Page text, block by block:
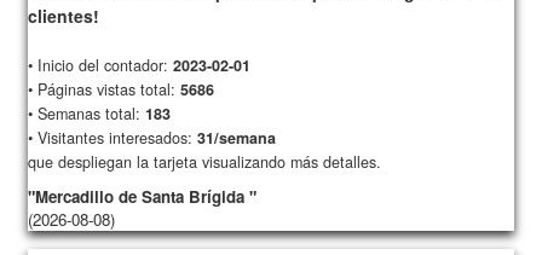
clientes!
• Inicio del contador: 2023-02-01
• Páginas vistas total: 5686
• Semanas total: 183
• Visitantes interesados: 31/semana
que despliegan la tarjeta visualizando más detalles.
"Mercadillo de Santa Brígida "
(2026-08-08)